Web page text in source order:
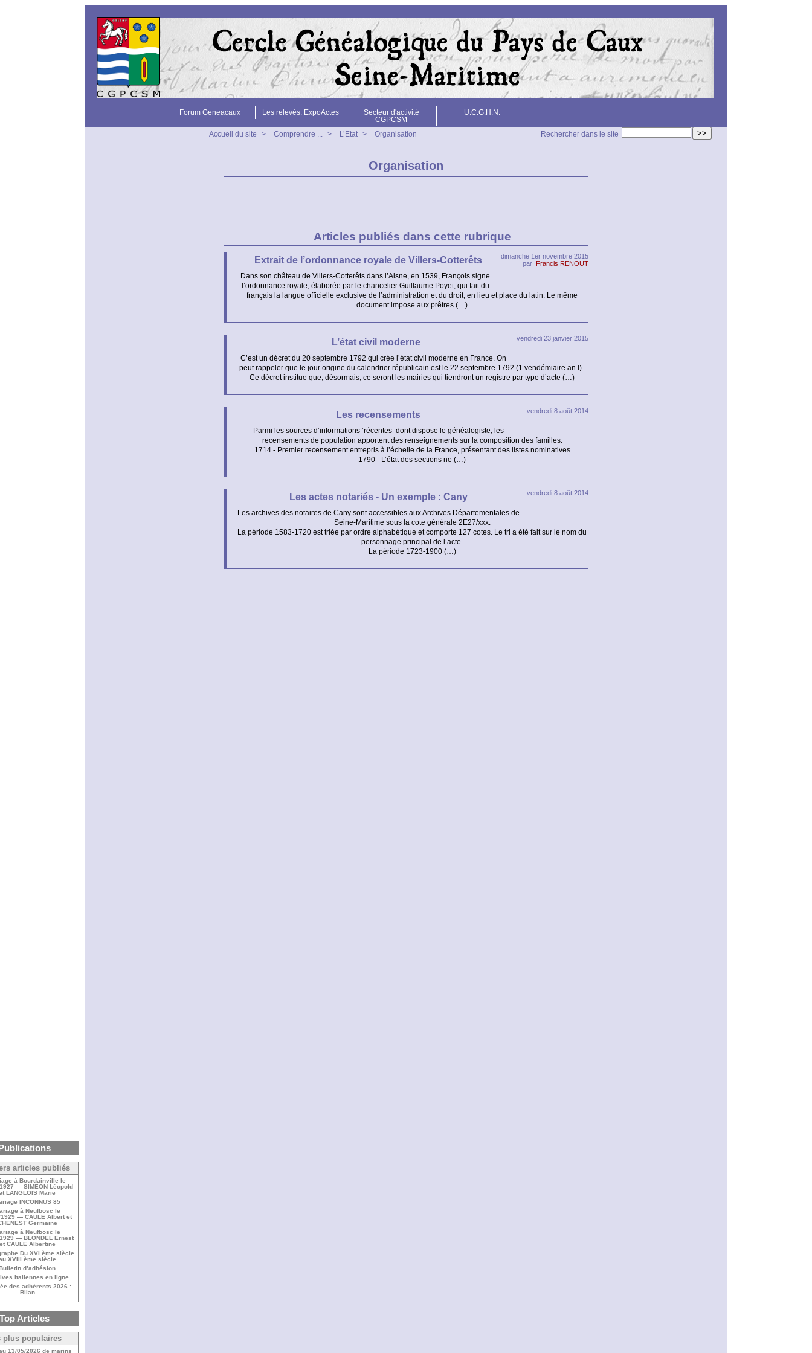
Forum Geneacaux Les relevés: ExpoActes
Secteur d'activité
CGPCSM
U.C.G.H.N.
>>
Rechercher dans le site
Accueil du site > Comprendre ... > L’Etat > Organisation
Organisation
Articles publiés dans cette rubrique
dimanche 1er novembre 2015
par Francis RENOUT
Extrait de l’ordonnance royale de Villers-Cotterêts
Dans son château de Villers-Cotterêts dans l’Aisne, en 1539, François signe
l’ordonnance royale, élaborée par le chancelier Guillaume Poyet, qui fait du
français la langue officielle exclusive de l’administration et du droit, en lieu et place du latin. Le même
document impose aux prêtres (…)
vendredi 23 janvier 2015
L’état civil moderne
C’est un décret du 20 septembre 1792 qui crée l’état civil moderne en France. On
peut rappeler que le jour origine du calendrier républicain est le 22 septembre 1792 (1 vendémiaire an I) .
Ce décret institue que, désormais, ce seront les mairies qui tiendront un registre par type d’acte (…)
vendredi 8 août 2014
Les recensements
Parmi les sources d’informations ’récentes’ dont dispose le généalogiste, les
recensements de population apportent des renseignements sur la composition des familles.
1714 - Premier recensement entrepris à l’échelle de la France, présentant des listes nominatives
1790 - L’état des sections ne (…)
vendredi 8 août 2014
Les actes notariés - Un exemple : Cany
Les archives des notaires de Cany sont accessibles aux Archives Départementales de
Seine-Maritime sous la cote générale 2E27/xxx.
La période 1583-1720 est triée par ordre alphabétique et comporte 127 cotes. Le tri a été fait sur le nom du
personnage principal de l’acte.
La période 1723-1900 (…)
articles publiés
à Bourdainville le
— SIMEON Léopold
LANGLOIS Marie
INCONNUS 85
à Neufbosc le
— CAULE Albert et
Germaine
à Neufbosc le
— BLONDEL Ernest
CAULE Albertine
Du XVI ème siècle
XVIII ème siècle
d’adhésion
Italiennes en ligne
des adhérents 2026 :
Bilan
Articles
plus populaires
13/05/2026 de marins